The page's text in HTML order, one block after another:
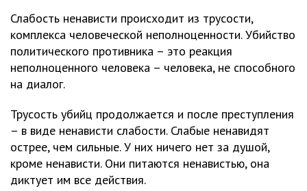
Слабость ненависти происходит из трусости,
комплекса человеческой неполноценности. Убийство
политического противника – это реакция
неполноценного человека – человека, не способного
на диалог.
Трусость убийц продолжается и после преступления
– в виде ненависти слабости. Слабые ненавидят
острее, чем сильные. У них ничего нет за душой,
кроме ненависти. Они питаются ненавистью, она
диктует им все действия.